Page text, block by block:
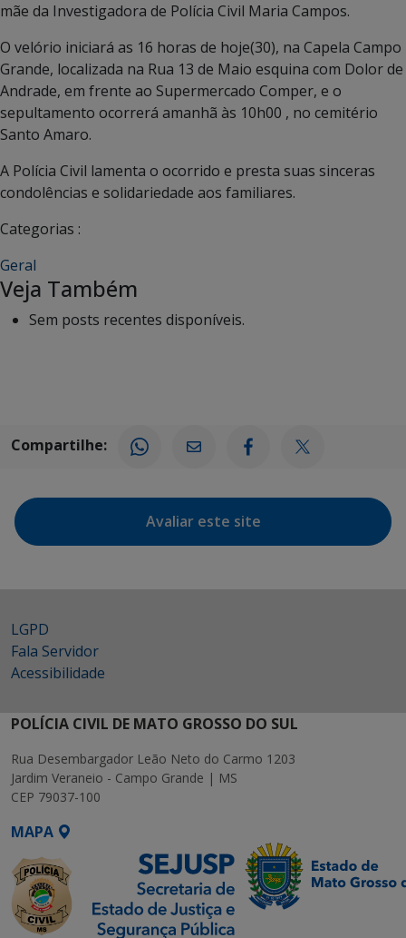
mãe da Investigadora de Polícia Civil Maria Campos.
O velório iniciará as 16 horas de hoje(30), na Capela Campo
Grande, localizada na Rua 13 de Maio esquina com Dolor de
Andrade, em frente ao Supermercado Comper, e o
sepultamento ocorrerá amanhã às 10h00 , no cemitério
Santo Amaro.
A Polícia Civil lamenta o ocorrido e presta suas sinceras
condolências e solidariedade aos familiares.
Categorias :
Geral
Veja Também
Sem posts recentes disponíveis.
Compartilhe:
Avaliar este site
LGPD
Fala Servidor
Acessibilidade
POLÍCIA CIVIL DE MATO GROSSO DO SUL
Rua Desembargador Leão Neto do Carmo 1203
Jardim Veraneio - Campo Grande | MS
CEP 79037-100
MAPA